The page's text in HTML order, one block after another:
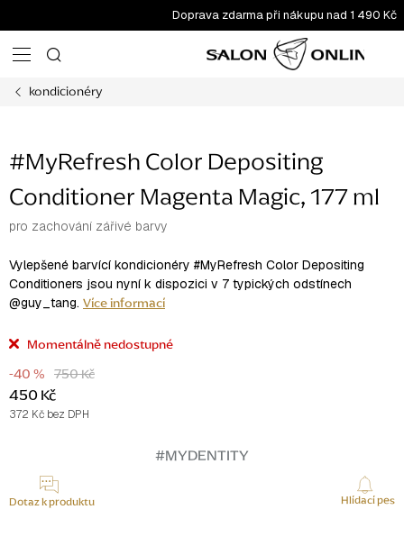
na
obsah
Doprava zdarma při nákupu nad 1 490 Kč
kondicionéry
#MyRefresh Color Depositing
Conditioner Magenta Magic, 177 ml
pro zachování zářivé barvy
Vylepšené barvící kondicionéry #MyRefresh Color Depositing
Conditioners jsou nyní k dispozici v 7 typických odstínech
@guy_tang. Více informací
Momentálně nedostupné
750 Kč
-40 %
450 Kč
372 Kč bez DPH
#MYDENTITY
Dotaz k produktu Hlídací pes